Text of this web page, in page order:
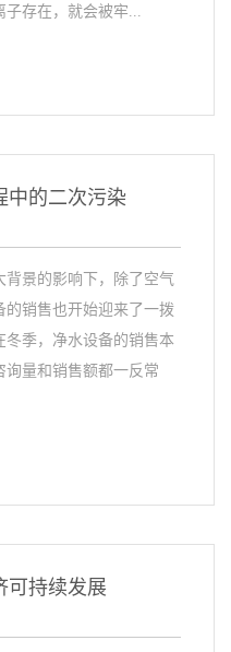
子存在，就会被牢...
中的二次污染
背景的影响下，除了空气
的销售也开始迎来了一拨
冬季，净水设备的销售本
询量和销售额都一反常
可持续发展